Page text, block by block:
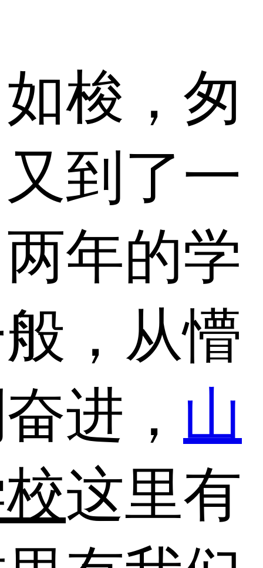
梭，匆
到了一
年的学
，从懵
进， 山
这里有